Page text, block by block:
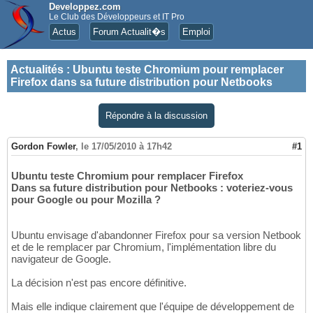
Developpez.com
Le Club des Développeurs et IT Pro
Actus Forum Actualit�s Emploi
Actualités : Ubuntu teste Chromium pour remplacer
Firefox dans sa future distribution pour Netbooks
Répondre à la discussion
Gordon Fowler, le 17/05/2010 à 17h42 #1
Ubuntu teste Chromium pour remplacer Firefox
Dans sa future distribution pour Netbooks : voteriez-vous
pour Google ou pour Mozilla ?
Ubuntu envisage d'abandonner Firefox pour sa version Netbook
et de le remplacer par Chromium, l'implémentation libre du
navigateur de Google.
La décision n'est pas encore définitive.
Mais elle indique clairement que l'équipe de développement de